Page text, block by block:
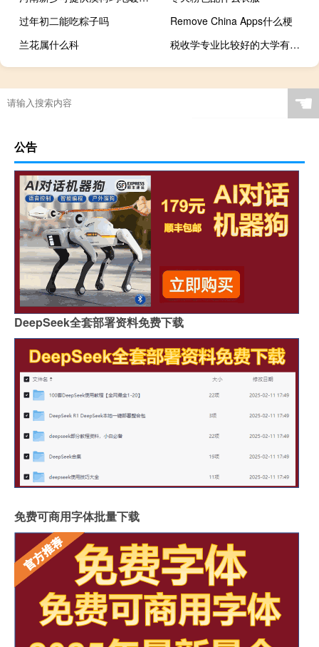
过年初二能吃粽子吗
Remove China Apps什么梗
兰花属什么科
税收学专业比较好的大学有哪些
☚
公告
DeepSeek全套部署资料免费下载
免费可商用字体批量下载